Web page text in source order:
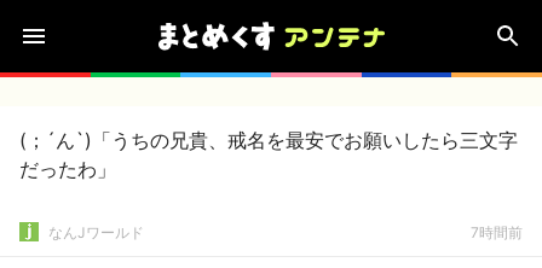
(；´ん`)「うちの兄貴、戒名を最安でお願いしたら三文字
だったわ」
なんJワールド 7時間前